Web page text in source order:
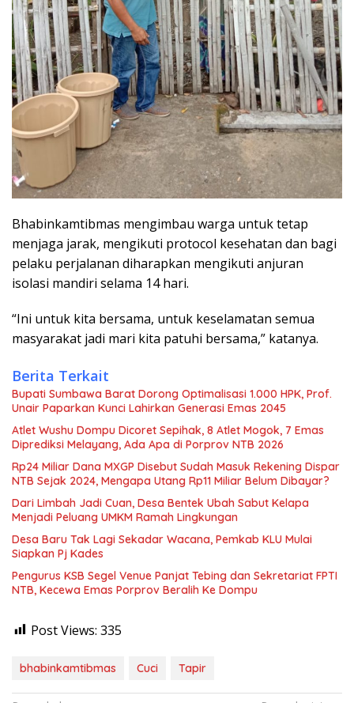
Bhabinkamtibmas mengimbau warga untuk tetap
menjaga jarak, mengikuti protocol kesehatan dan bagi
pelaku perjalanan diharapkan mengikuti anjuran
isolasi mandiri selama 14 hari.
“Ini untuk kita bersama, untuk keselamatan semua
masyarakat jadi mari kita patuhi bersama,” katanya.
Berita Terkait
Bupati Sumbawa Barat Dorong Optimalisasi 1.000 HPK, Prof.
Unair Paparkan Kunci Lahirkan Generasi Emas 2045
Atlet Wushu Dompu Dicoret Sepihak, 8 Atlet Mogok, 7 Emas
Diprediksi Melayang, Ada Apa di Porprov NTB 2026
Rp24 Miliar Dana MXGP Disebut Sudah Masuk Rekening Dispar
NTB Sejak 2024, Mengapa Utang Rp11 Miliar Belum Dibayar?
Dari Limbah Jadi Cuan, Desa Bentek Ubah Sabut Kelapa
Menjadi Peluang UMKM Ramah Lingkungan
Desa Baru Tak Lagi Sekadar Wacana, Pemkab KLU Mulai
Siapkan Pj Kades
Pengurus KSB Segel Venue Panjat Tebing dan Sekretariat FPTI
NTB, Kecewa Emas Porprov Beralih Ke Dompu
Post Views: 335
bhabinkamtibmas Cuci Tapir